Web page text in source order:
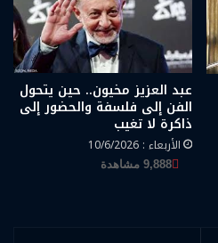
عبد العزيز مخيون.. حين يتحول
الفن إلى فلسفة والحضور إلى
ذاكرة لا تغيب
الأربعاء : 10/6/2026
9,888 مشاهدة